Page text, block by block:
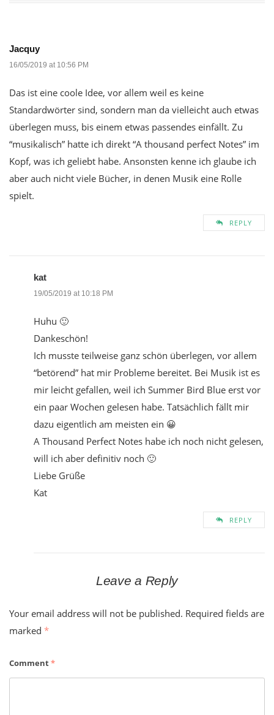
Jacquy
16/05/2019 at 10:56 PM
Das ist eine coole Idee, vor allem weil es keine
Standardwörter sind, sondern man da vielleicht auch etwas
überlegen muss, bis einem etwas passendes einfällt. Zu
“musikalisch” hatte ich direkt “A thousand perfect Notes” im
Kopf, was ich geliebt habe. Ansonsten kenne ich glaube ich
aber auch nicht viele Bücher, in denen Musik eine Rolle
spielt.
REPLY
kat
19/05/2019 at 10:18 PM
Huhu 🙂
Dankeschön!
Ich musste teilweise ganz schön überlegen, vor allem
“betörend” hat mir Probleme bereitet. Bei Musik ist es
mir leicht gefallen, weil ich Summer Bird Blue erst vor
ein paar Wochen gelesen habe. Tatsächlich fällt mir
dazu eigentlich am meisten ein 😀
A Thousand Perfect Notes habe ich noch nicht gelesen,
will ich aber definitiv noch 🙂
Liebe Grüße
Kat
REPLY
Leave a Reply
Your email address will not be published. Required fields are
marked *
Comment*